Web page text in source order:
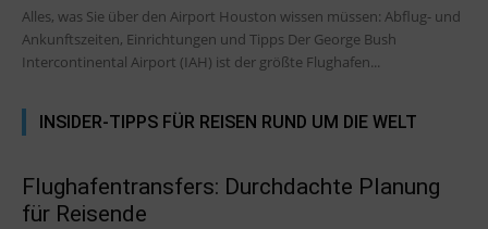
Alles, was Sie über den Airport Houston wissen müssen: Abflug- und
Ankunftszeiten, Einrichtungen und Tipps Der George Bush
Intercontinental Airport (IAH) ist der größte Flughafen...
INSIDER-TIPPS FÜR REISEN RUND UM DIE WELT
Flughafentransfers: Durchdachte Planung
für Reisende